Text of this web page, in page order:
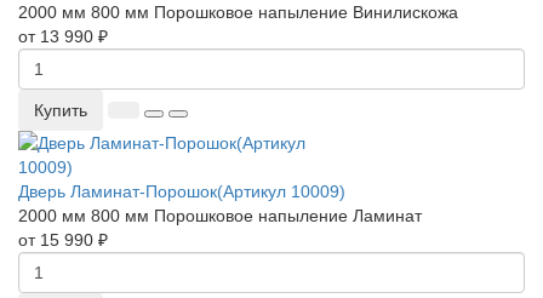
2000 мм 800 мм Порошковое напыление Винилискожа
от 13 990 ₽
Купить
Дверь Ламинат-Порошок(Артикул 10009)
2000 мм 800 мм Порошковое напыление Ламинат
от 15 990 ₽